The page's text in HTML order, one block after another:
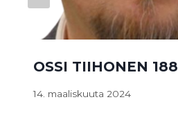
OSSI TIIHONEN 188
14. maaliskuuta 2024